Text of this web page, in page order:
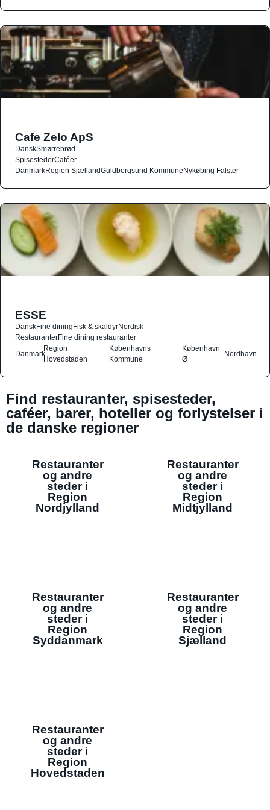
Cafe Zelo ApS
DanskSmørrebrød
SpisestederCaféer
DanmarkRegion SjællandGuldborgsund KommuneNykøbing Falster
ESSE
DanskFine diningFisk & skaldyrNordisk
RestauranterFine dining restauranter
Danmark
Region
Hovedstaden
Københavns
Kommune
København
Ø
Nordhavn
Find restauranter, spisesteder,
caféer, barer, hoteller og forlystelser i
de danske regioner
Restauranter
og andre
steder i
Region
Nordjylland
Restauranter
og andre
steder i
Region
Midtjylland
Restauranter
og andre
steder i
Region
Syddanmark
Restauranter
og andre
steder i
Region
Sjælland
Restauranter
og andre
steder i
Region
Hovedstaden